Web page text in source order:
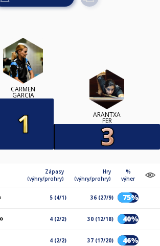
CARMEN
GARCIA
ARANTXA
FER
Zápasy
(výhry/prohry)
Hry
(výhry/prohry)
%
výher
5 (4/1) 36 (27/9) 75%
4 (2/2) 30 (12/18) 40%
4 (2/2) 37 (17/20) 46%